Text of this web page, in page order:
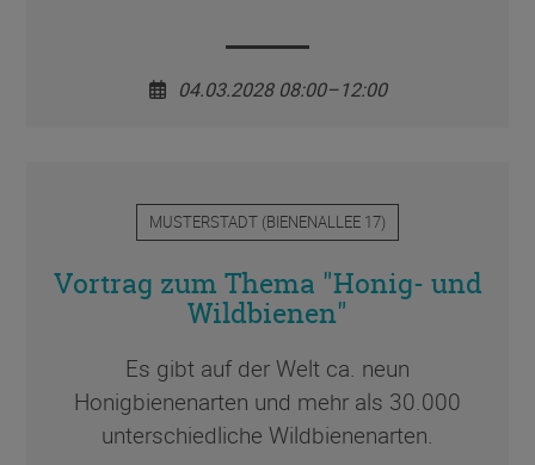
04.03.2028 08:00–12:00
MUSTERSTADT (BIENENALLEE 17)
Vortrag zum Thema "Honig- und
Wildbienen"
Es gibt auf der Welt ca. neun
Honigbienenarten und mehr als 30.000
unterschiedliche Wildbienenarten.